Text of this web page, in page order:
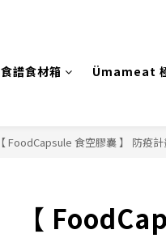
食譜食材箱 Ümameat
【 FoodCapsule 食空膠囊 】 防疫
【